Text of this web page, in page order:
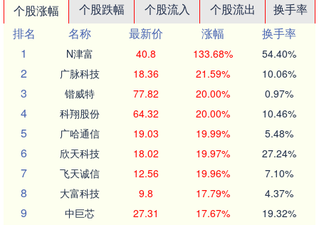
个股涨幅 个股跌幅 个股流入 个股流出
换手率
排名
名称 最新价 涨幅
换手率
1
N津富 40.8 133.68% 54.40%
2 广脉科技 18.36 21.59% 10.06%
3 锴威特 77.82 20.00% 0.97%
4 科翔股份 64.32 20.00% 10.46%
5 广哈通信 19.03 19.99% 5.48%
6 欣天科技 18.02 19.97% 27.24%
7 飞天诚信 12.56 19.96% 7.10%
8 大富科技 9.8 17.79% 4.37%
9 中巨芯 27.31 17.67% 19.32%